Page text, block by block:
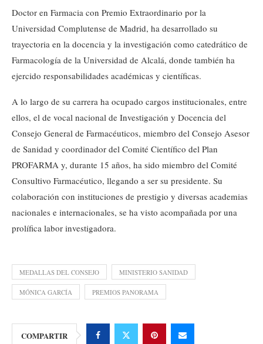
Doctor en Farmacia con Premio Extraordinario por la
Universidad Complutense de Madrid, ha desarrollado su
trayectoria en la docencia y la investigación como catedrático de
Farmacología de la Universidad de Alcalá, donde también ha
ejercido responsabilidades académicas y científicas.
A lo largo de su carrera ha ocupado cargos institucionales, entre
ellos, el de vocal nacional de Investigación y Docencia del
Consejo General de Farmacéuticos, miembro del Consejo Asesor
de Sanidad y coordinador del Comité Científico del Plan
PROFARMA y, durante 15 años, ha sido miembro del Comité
Consultivo Farmacéutico, llegando a ser su presidente. Su
colaboración con instituciones de prestigio y diversas academias
nacionales e internacionales, se ha visto acompañada por una
prolífica labor investigadora.
MEDALLAS DEL CONSEJO MINISTERIO SANIDAD
MÓNICA GARCÍA PREMIOS PANORAMA
COMPARTIR